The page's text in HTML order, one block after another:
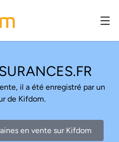
il a été enregistré par un
de Kifdom.
en vente sur Kifdom